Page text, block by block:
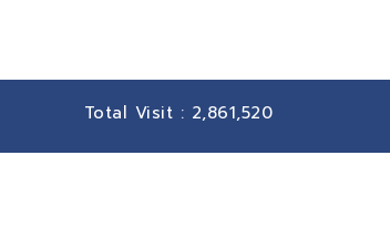
Total Visit : 2,861,520